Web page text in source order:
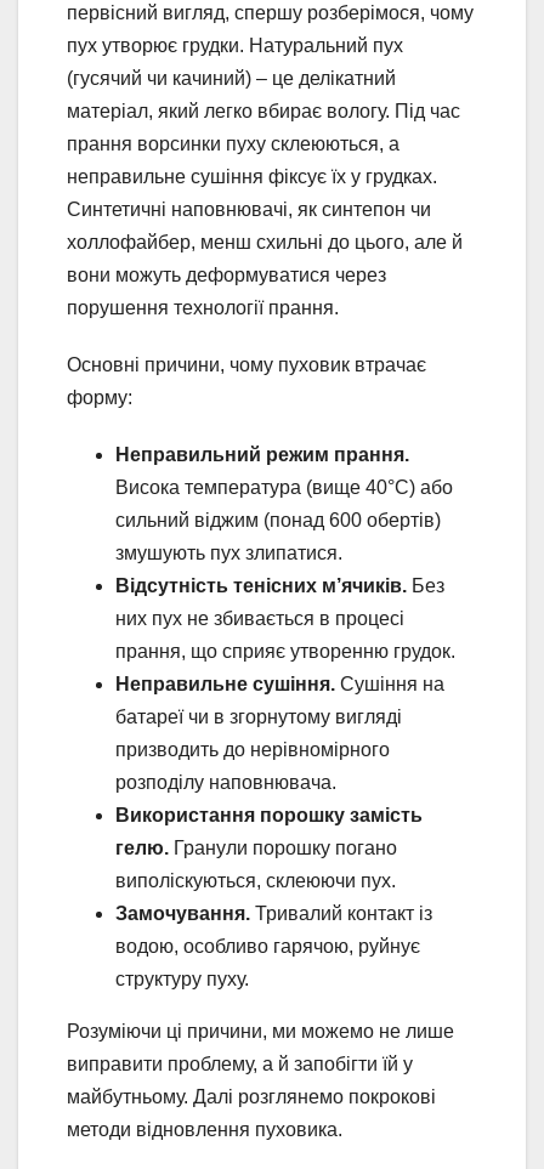
первісний вигляд, спершу розберімося, чому
пух утворює грудки. Натуральний пух
(гусячий чи качиний) – це делікатний
матеріал, який легко вбирає вологу. Під час
прання ворсинки пуху склеюються, а
неправильне сушіння фіксує їх у грудках.
Синтетичні наповнювачі, як синтепон чи
холлофайбер, менш схильні до цього, але й
вони можуть деформуватися через
порушення технології прання.
Основні причини, чому пуховик втрачає
форму:
Неправильний режим прання.
Висока температура (вище 40°C) або
сильний віджим (понад 600 обертів)
змушують пух злипатися.
Відсутність тенісних м’ячиків. Без
них пух не збивається в процесі
прання, що сприяє утворенню грудок.
Неправильне сушіння. Сушіння на
батареї чи в згорнутому вигляді
призводить до нерівномірного
розподілу наповнювача.
Використання порошку замість
гелю. Гранули порошку погано
виполіскуються, склеюючи пух.
Замочування. Тривалий контакт із
водою, особливо гарячою, руйнує
структуру пуху.
Розуміючи ці причини, ми можемо не лише
виправити проблему, а й запобігти їй у
майбутньому. Далі розглянемо покрокові
методи відновлення пуховика.